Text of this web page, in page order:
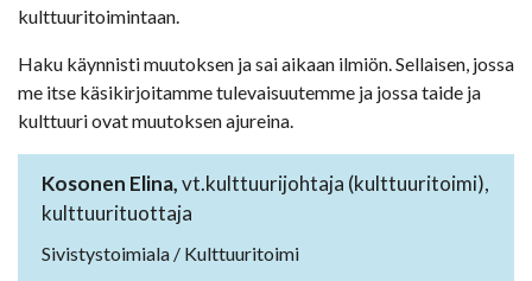
kulttuuritoimintaan.
Haku käynnisti muutoksen ja sai aikaan ilmiön. Sellaisen, jossa
me itse käsikirjoitamme tulevaisuutemme ja jossa taide ja
kulttuuri ovat muutoksen ajureina.
Kosonen Elina,vt.kulttuurijohtaja (kulttuuritoimi),
kulttuurituottaja
Sivistystoimiala / Kulttuuritoimi